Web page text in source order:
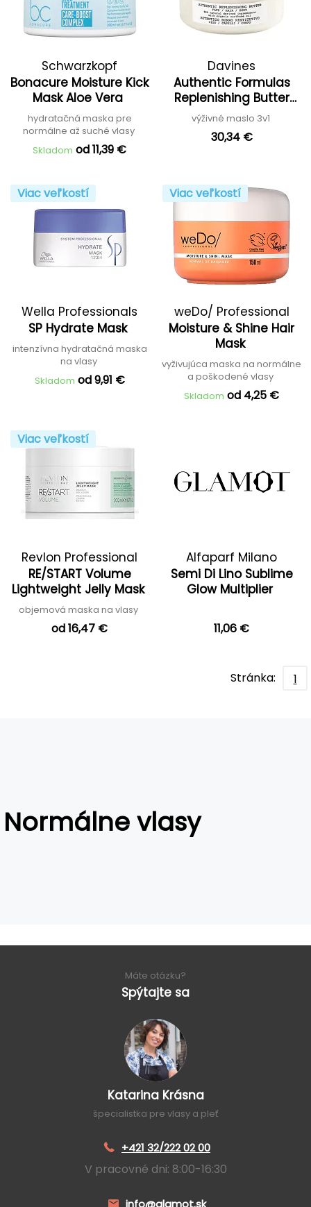
Schwarzkopf
Professional
Bonacure Moisture Kick
Mask Aloe Vera
hydratačná maska pre
normálne až suché vlasy
Skladom od 11,39 €
Davines
Authentic Formulas
Replenishing Butter
Hair, Face & Body
výživné maslo 3v1
30,34 €
Viac veľkostí
Wella Professionals
SP Hydrate Mask
intenzívna hydratačná maska
na vlasy
Skladom od 9,91 €
Viac veľkostí
weDo/ Professional
Moisture & Shine Hair
Mask
vyživujúca maska na normálne
a poškodené vlasy
Skladom od 4,25 €
Viac veľkostí
Revlon Professional
RE/START Volume
Lightweight Jelly Mask
objemová maska na vlasy
od 16,47 €
Alfaparf Milano
Semi Di Lino Sublime
Glow Multiplier
11,06 €
Stránka: 1
Normálne vlasy
Máte otázku?
Spýtajte sa
Katarina Krásna
špecialistka pre vlasy a pleť
+421 32/222 02 00
V pracovné dni: 8:00-16:30
info@glamot.sk